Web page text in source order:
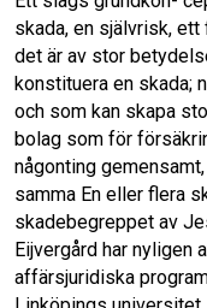
o
k